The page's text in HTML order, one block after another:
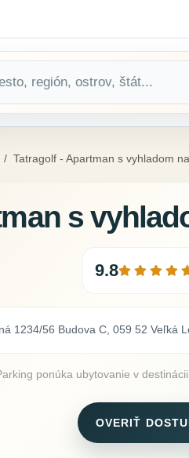
Tatragolf - Apartman s vyhladom
s
9.8
1234/56 Budova C, 059 52 Veľká
ponúka ubytovanie v
OVERIŤ